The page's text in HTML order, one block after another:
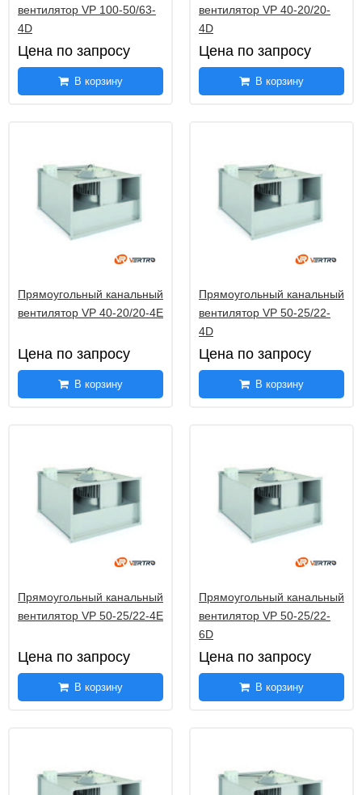
вентилятор VP 100-50/63-
4D
Цена по запросу
В корзину
вентилятор VP 40-20/20-
4D
Цена по запросу
В корзину
Прямоугольный канальный
вентилятор VP 40-20/20-4E
Цена по запросу
В корзину
Прямоугольный канальный
вентилятор VP 50-25/22-
4D
Цена по запросу
В корзину
Прямоугольный канальный
вентилятор VP 50-25/22-4E
Цена по запросу
В корзину
Прямоугольный канальный
вентилятор VP 50-25/22-
6D
Цена по запросу
В корзину